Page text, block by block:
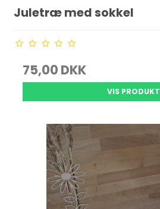
Juletræ med sokkel
75,00 DKK
VIS PRODUKT